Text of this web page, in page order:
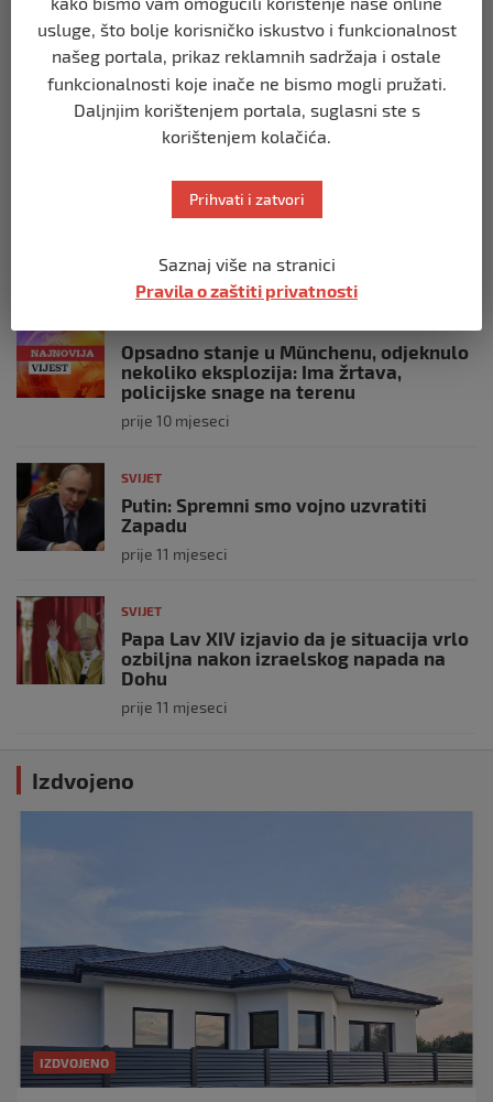
Italijanski kapetan iz flotile za Gazu
primio islam nakon što su izraelske
snage prekinule molitvu njegove
posade
prije 10 mjeseci
Brod “Mikeno” probio izraelsku blokadu
i uplovio u Gazu – kapetan iz Sarajeva
prije 10 mjeseci
Opsadno stanje u Münchenu, odjeknulo
nekoliko eksplozija: Ima žrtava,
policijske snage na terenu
prije 10 mjeseci
SVIJET
Putin: Spremni smo vojno uzvratiti
Zapadu
prije 11 mjeseci
SVIJET
Papa Lav XIV izjavio da je situacija vrlo
ozbiljna nakon izraelskog napada na
Dohu
prije 11 mjeseci
Izdvojeno
IZDVOJENO
usluge, što bolje korisničko iskustvo i funkcionalnost
našeg portala, prikaz reklamnih sadržaja i ostale
funkcionalnosti koje inače ne bismo mogli pružati.
Daljnjim korištenjem portala, suglasni ste s
korištenjem kolačića.
Prihvati i zatvori
Saznaj više na stranici
Pravila o zaštiti privatnosti